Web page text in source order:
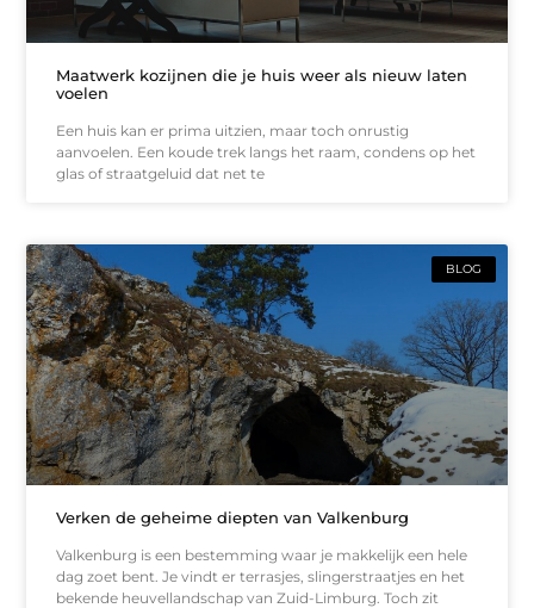
Maatwerk kozijnen die je huis weer als nieuw laten
voelen
Een huis kan er prima uitzien, maar toch onrustig
aanvoelen. Een koude trek langs het raam, condens op het
glas of straatgeluid dat net te
BLOG
Verken de geheime diepten van Valkenburg
Valkenburg is een bestemming waar je makkelijk een hele
dag zoet bent. Je vindt er terrasjes, slingerstraatjes en het
bekende heuvellandschap van Zuid-Limburg. Toch zit